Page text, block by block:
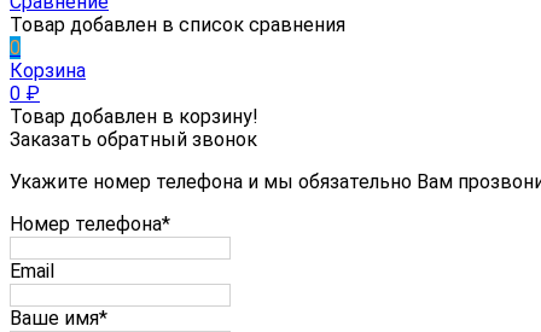
Товар добавлен в список сравнения
0
Корзина
0 ₽
Товар добавлен в корзину!
Заказать обратный звонок
Укажите номер телефона и мы обязательно Вам
Номер телефона*
Email
Ваше имя*